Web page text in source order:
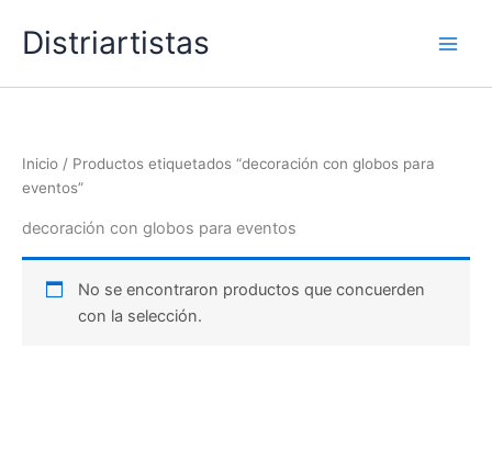
Distriartistas
Inicio / Productos etiquetados “decoración con globos para
eventos”
decoración con globos para eventos
No se encontraron productos que concuerden
con la selección.